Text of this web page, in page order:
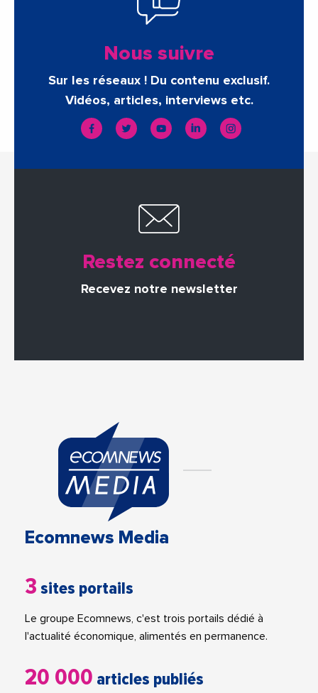
Nous suivre
Sur les réseaux ! Du contenu exclusif.
Vidéos, articles, interviews etc.
Restez connecté
Recevez notre newsletter
Ecomnews Media
3 sites portails
Le groupe Ecomnews, c'est trois portails dédié à
l'actualité économique, alimentés en permanence.
20 000 articles publiés